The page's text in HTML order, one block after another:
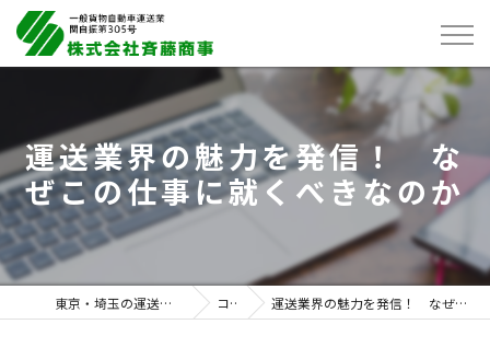
運送業界の魅力を発信！ な
ぜこの仕事に就くべきなのか
東京・埼玉の運送は株式会社斉藤商事 コラム 運送業界の魅力を発信！ なぜこの仕事に就くべきなのか